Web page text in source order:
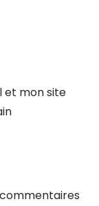
et mon site